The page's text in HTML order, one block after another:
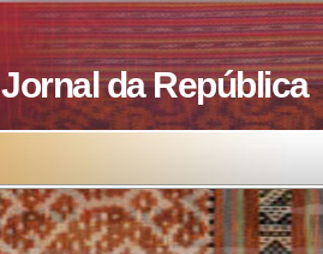
Jornal da República